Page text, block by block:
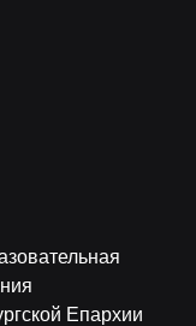
Епархии